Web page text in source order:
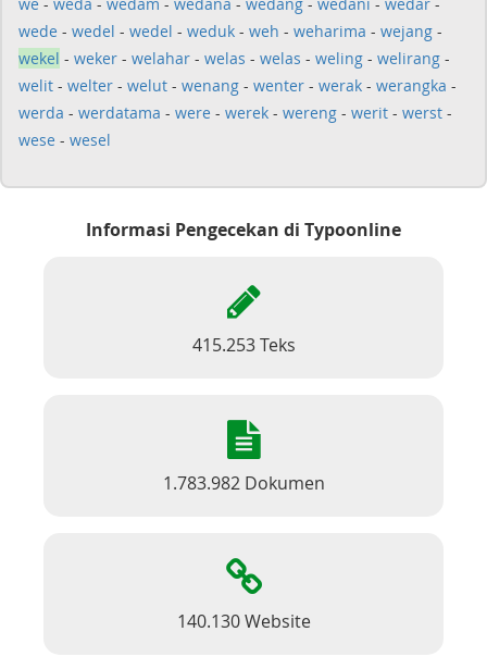
wede - wedel - wedel - weduk - weh - weharima - wejang -
wekel - weker - welahar - welas - welas - weling - welirang -
welit - welter - welut - wenang - wenter - werak - werangka -
werda - werdatama - were - werek - wereng - werit - werst -
wese - wesel
Informasi Pengecekan di Typoonline
415.253 Teks
1.783.982 Dokumen
140.130 Website